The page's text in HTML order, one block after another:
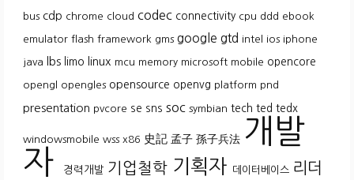
bus cdp chrome cloud codec connectivity cpu ddd ebook
emulator flash framework gms google gtd intel ios iphone
java lbs limo linux mcu memory microsoft mobile opencore
opengl opengles opensource openvg platform pnd
presentation pvcore se sns soc symbian tech ted tedx
windowsmobile wss x86 史記 孟子 孫子兵法 개발
자
경력개발 기업철학 기획자 데이터베이스 리더